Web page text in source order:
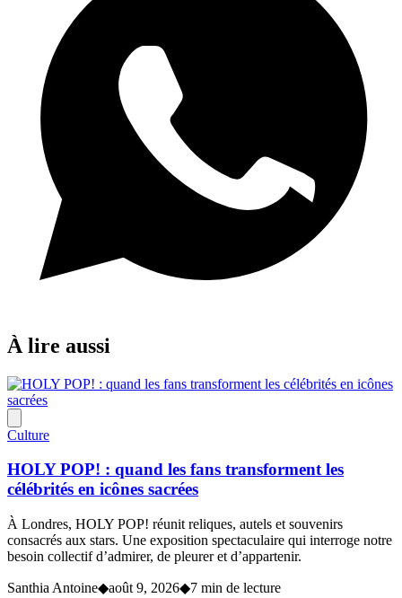
À lire aussi
Culture
HOLY POP! : quand les fans transforment les
célébrités en icônes sacrées
À Londres, HOLY POP! réunit reliques, autels et souvenirs
consacrés aux stars. Une exposition spectaculaire qui interroge notre
besoin collectif d’admirer, de pleurer et d’appartenir.
Santhia Antoine◆août 9, 2026◆7 min de lecture